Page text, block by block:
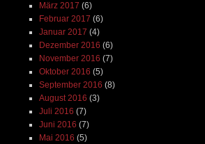
März 2017 (6)
Februar 2017 (6)
Januar 2017 (4)
Dezember 2016 (6)
November 2016 (7)
Oktober 2016 (5)
September 2016 (8)
August 2016 (3)
Juli 2016 (7)
Juni 2016 (7)
Mai 2016 (5)